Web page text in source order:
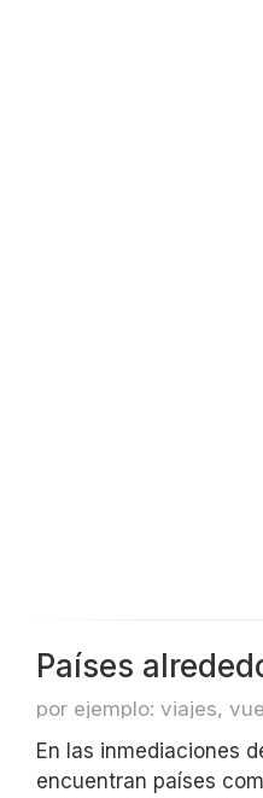
Países
por ejemplo: viajes,
En las inmediaciones
encuentran países